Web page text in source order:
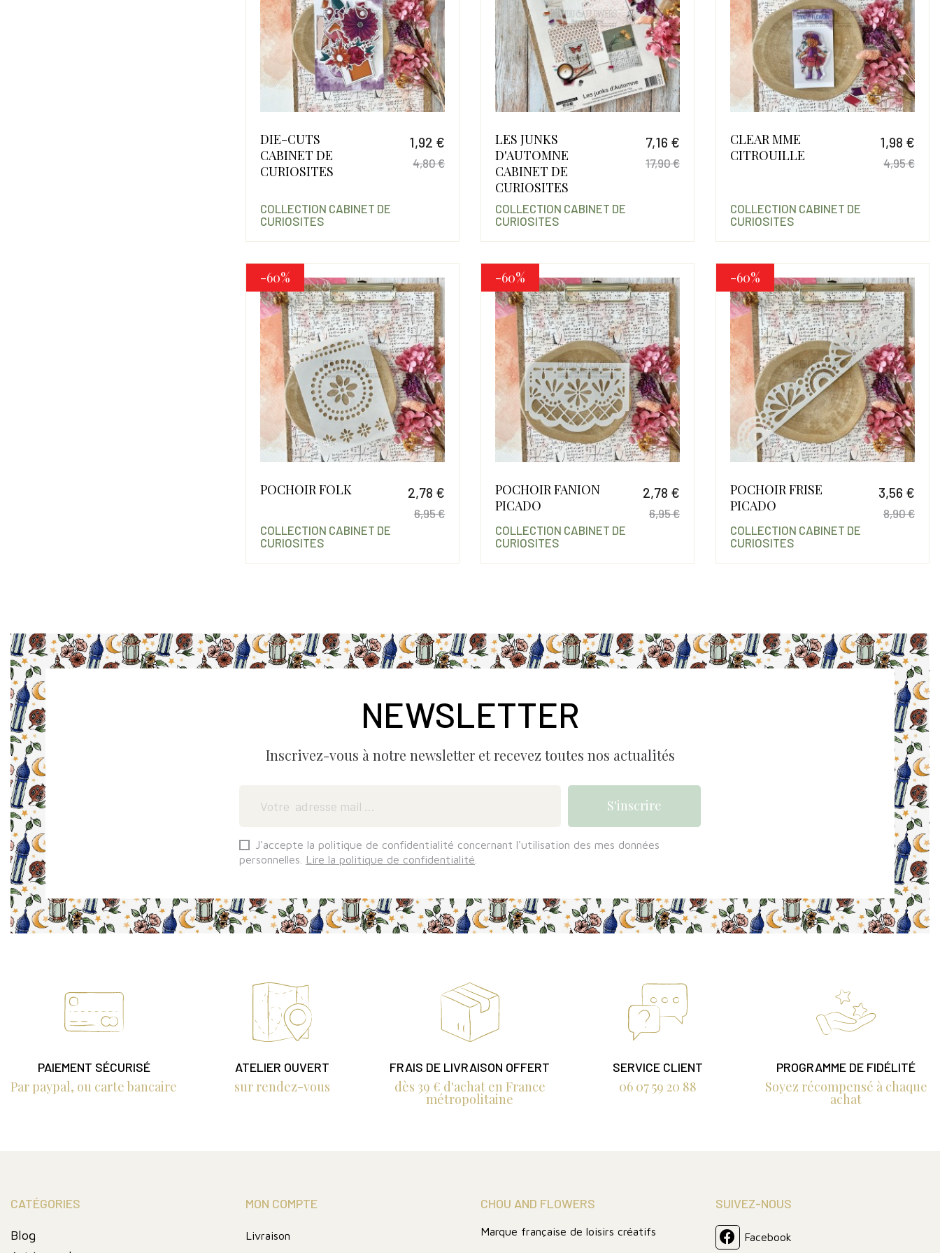
DIE-CUTS
CABINET DE
CURIOSITES
1,92 €
Prix de base
4,80 €
COLLECTION CABINET DE
CURIOSITES
LES JUNKS
D'AUTOMNE
CABINET DE
CURIOSITES
7,16 €
17,90 €
COLLECTION CABINET DE
CURIOSITES
CLEAR MME
CITROUILLE
1,98 €
4,95 €
COLLECTION CABINET DE
CURIOSITES
-60%
POCHOIR FOLK 2,78 €
Prix de base
6,95 €
COLLECTION CABINET DE
CURIOSITES
-60%
POCHOIR FANION
PICADO
2,78 €
Prix de base
6,95 €
COLLECTION CABINET DE
CURIOSITES
-60%
POCHOIR FRISE
PICADO
3,56 €
8,90 €
COLLECTION CABINET DE
CURIOSITES
NEWSLETTER
Inscrivez-vous à notre newsletter et recevez toutes nos actualités
J'accepte la politique de confidentialité concernant l'utilisation des mes données
personnelles.
Lire la politique de confidentialité
PAIEMENT SÉCURISÉ
Par paypal, ou carte bancaire
ATELIER OUVERT
sur rendez-vous
FRAIS DE LIVRAISON OFFERT
dès 39 € d'achat en France
métropolitaine
SERVICE CLIENT
06 07 59 20 88
PROGRAMME DE FIDÉLITÉ
Soyez récompensé à chaque
achat
CATÉGORIES
Blog
MON COMPTE
Livraison
CHOU AND FLOWERS
Marque française de loisirs créatifs
SUIVEZ-NOUS
Facebook